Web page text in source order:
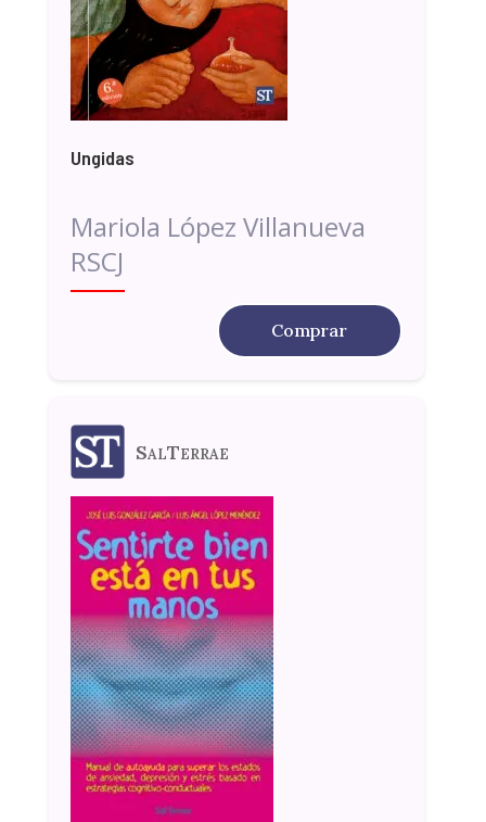
Ungidas
Mariola López Villanueva
RSCJ
Comprar
SalTerrae